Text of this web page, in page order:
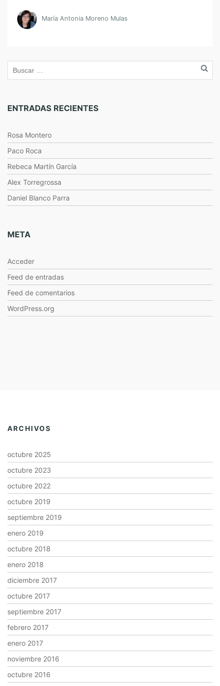
María Antonia Moreno Mulas
ENTRADAS RECIENTES
Rosa Montero
Paco Roca
Rebeca Martín García
Alex Torregrossa
Daniel Blanco Parra
META
Acceder
Feed de entradas
Feed de comentarios
WordPress.org
ARCHIVOS
octubre 2025
octubre 2023
octubre 2022
octubre 2019
septiembre 2019
enero 2019
octubre 2018
enero 2018
diciembre 2017
octubre 2017
septiembre 2017
febrero 2017
enero 2017
noviembre 2016
octubre 2016